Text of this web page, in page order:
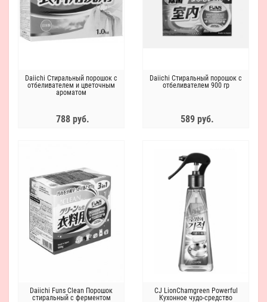
Daiichi Стиральный порошок с
отбеливателем и цветочным
ароматом
788 руб.
Daiichi Стиральный порошок с
отбеливателем 900 гр
589 руб.
Daiichi Funs Clean Порошок
стиральный с ферментом
CJ LionChamgreen Powerful
Кухонное чудо-средство